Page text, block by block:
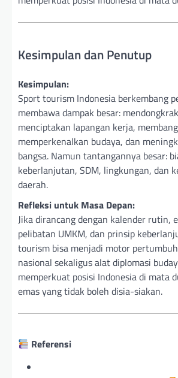
Kesimpulan dan Penutup
Kesimpulan:
Sport tourism Indonesia berkembang
membawa dampak besar:
menciptakan lapangan kerja,
memperkenalkan budaya, dan
bangsa. Namun tantangannya besar:
keberlanjutan, SDM, lingkungan, dan
daerah.
Refleksi untuk Masa Depan:
Jika dirancang dengan kalender rutin,
pelibatan UMKM, dan prinsip
tourism bisa menjadi motor
nasional sekaligus alat diplomasi
memperkuat posisi Indonesia di mata
emas yang tidak boleh disia-siakan.
Referensi